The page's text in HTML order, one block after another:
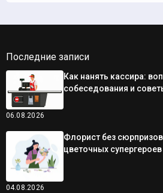
Последние записи
06.08.2026
Как нанять кассира:
собеседования и
04.08.2026
Флорист без
цветочных супергероев